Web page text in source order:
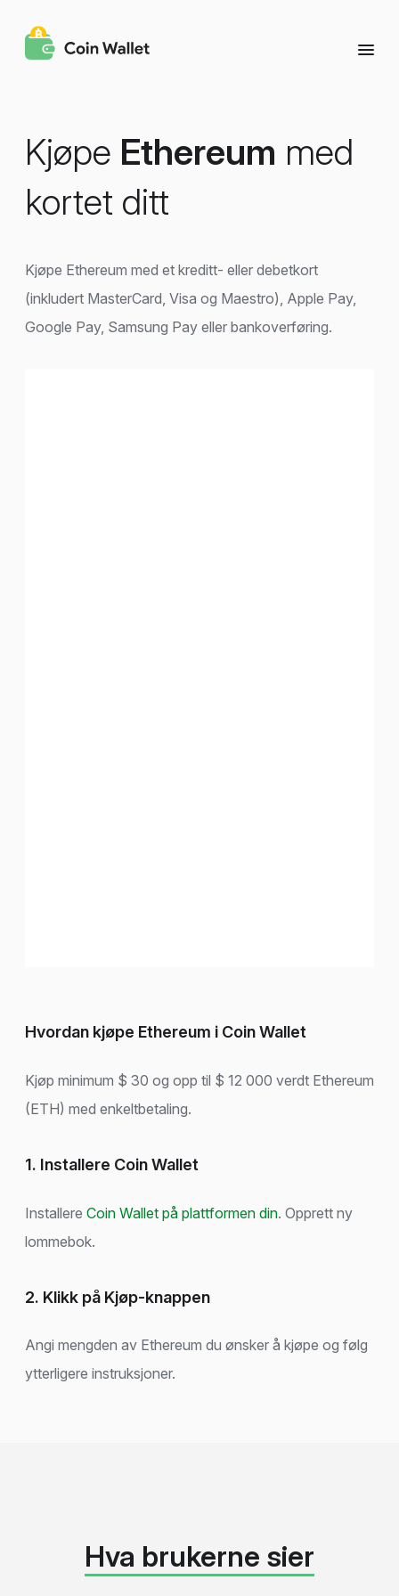
Kjøpe Ethereum med
kortet ditt
Kjøpe Ethereum med et kreditt- eller debetkort
(inkludert MasterCard, Visa og Maestro), Apple Pay,
Google Pay, Samsung Pay eller bankoverføring.
Hvordan kjøpe Ethereum i Coin Wallet
Kjøp minimum $ 30 og opp til $ 12 000 verdt Ethereum
(ETH) med enkeltbetaling.
1. Installere Coin Wallet
Installere Coin Wallet på plattformen din. Opprett ny
lommebok.
2. Klikk på Kjøp-knappen
Angi mengden av Ethereum du ønsker å kjøpe og følg
ytterligere instruksjoner.
Hva brukerne sier